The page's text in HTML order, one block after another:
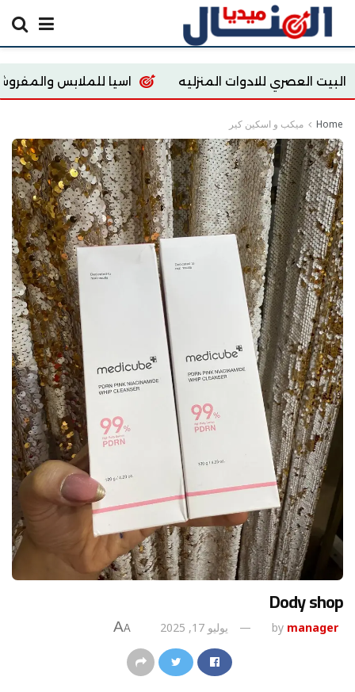
للادوات المنزليه اسيا للملابس والمفروشات
Home ميكب و اسكين كير
Dody shop
by manager يوليو 17, 2025 A
A